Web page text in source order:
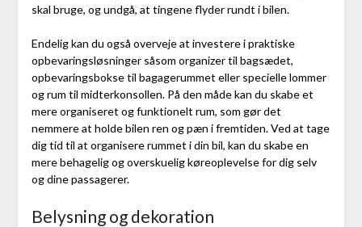
skal bruge, og undgå, at tingene flyder rundt i bilen.
Endelig kan du også overveje at investere i praktiske
opbevaringsløsninger såsom organizer til bagsædet,
opbevaringsbokse til bagagerummet eller specielle lommer
og rum til midterkonsollen. På den måde kan du skabe et
mere organiseret og funktionelt rum, som gør det
nemmere at holde bilen ren og pæn i fremtiden. Ved at tage
dig tid til at organisere rummet i din bil, kan du skabe en
mere behagelig og overskuelig køreoplevelse for dig selv
og dine passagerer.
Belysning og dekoration